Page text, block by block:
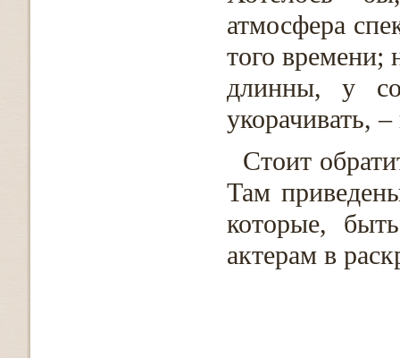
атмосфера
того времени;
длинны, у
укорачивать,
Стоит
Там
которые,
актерам в